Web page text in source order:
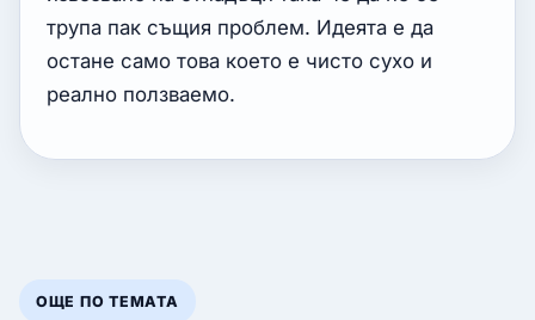
трупа пак същия проблем. Идеята е да
остане само това което е чисто сухо и
реално ползваемо.
ОЩЕ ПО ТЕМАТА